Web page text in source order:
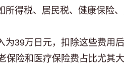
所得税、居民税、健康保险
为39万日元，扣除这些费用
保险和医疗保险费占比尤其